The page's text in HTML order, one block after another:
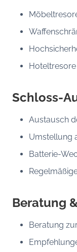
Schloss-
Austausch
Umstellung
Batterie-
Beratung
Beratung